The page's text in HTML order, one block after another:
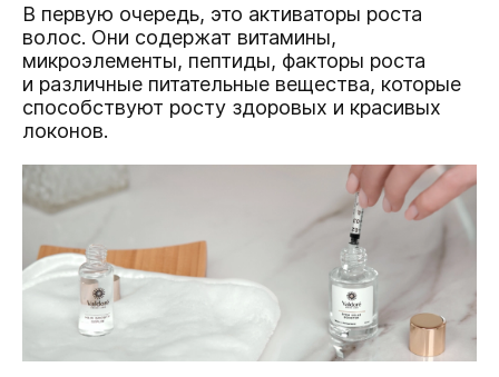
В первую очередь, это активаторы роста
волос. Они содержат витамины,
микроэлементы, пептиды, факторы роста
и различные питательные вещества, которые
способствуют росту здоровых и красивых
локонов.